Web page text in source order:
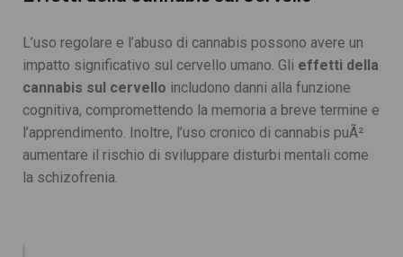
L’uso regolare e l’abuso di cannabis possono avere un
impatto significativo sul cervello umano. Gli effetti della
cannabis sul cervello includono danni alla funzione
cognitiva, compromettendo la memoria a breve termine e
l’apprendimento. Inoltre, l’uso cronico di cannabis puÃ²
aumentare il rischio di sviluppare disturbi mentali come
la schizofrenia.